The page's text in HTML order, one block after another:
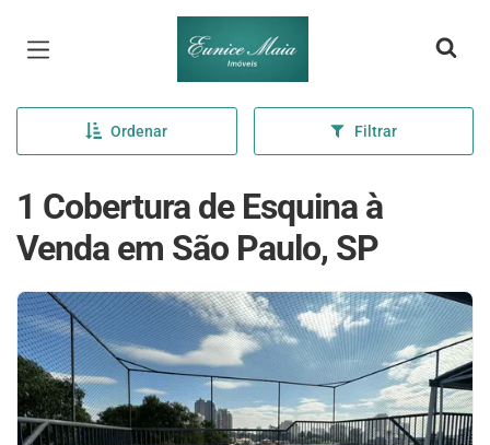
Página inicial
Ordenar Filtrar
1 Cobertura de Esquina à
Venda em São Paulo, SP